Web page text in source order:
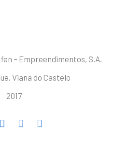
– Empreendimentos, S.A.
Viana do Castelo
2017